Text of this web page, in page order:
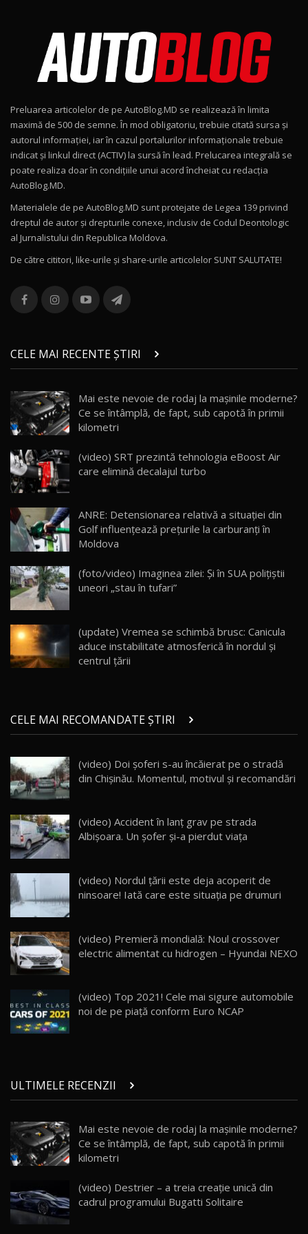
15:08
Noul Geely EX2 / Test Drive AutoBlog.MD
15:22
Mercedes-AMG E 53 HYBRID 4MATIC+ / Test
Drive AutoBlog.MD
16:27
11
Noul Volvo ES90 / Test Drive AutoBlog.MD
12
Noul MG HS / Test Drive AutoBlog.MD
16:48
13
combină aventura cu luxul / AutoBlog.MD
36:08
chinez care face lumea să se întoarcă după el
/ AutoBlog.MD
17:27
15 14:37
16
AutoBlogMD
13:10
17 20:06
Va fi modelul nr.1 BYD în Moldova? BYD Seal U
30:08
AutoBlog.MD
23:36
20
Noul ZEEKR 7X / Test Drive AutoBlog.MD
29:08
21
AutoBlog.MD
16:59
22
Noua Mazda 6e / Test Drive AutoBlog.MD
26:59
23
Lynk & Co 01 / Test Drive AutoBlog.MD
25:19
Van Electric Testat în Moldova / AutoBlog.MD
26:38
25
mai Exclusiv și Puternic Defender Testat în
Moldova
32:21
AutoBlog.MD
10:57
28
Noul Geely Monjaro 2025! Mai ieftin și mai
dotat / Test Drive AutoBlog.MD
29
ZEEKR 9X - PRIMUL TEST DRIVE ÎN ROMÂNĂ!
CUM SE CONDUCE?
33:40
30
Primele impresii despre BYD Seal U DM-i,
Sealion 7 și Seal 5 DM-i / Test Drive
Preluarea articolelor de pe AutoBlog.MD se realizează în limita
maximă de 500 de semne. În mod obligatoriu, trebuie citată sursa și
autorul informației, iar în cazul portalurilor informaționale trebuie
indicat și linkul direct (ACTIV) la sursă în lead. Prelucarea integrală se
poate realiza doar în condițiile unui acord încheiat cu redacţia
AutoBlog.MD.
Materialele de pe AutoBlog.MD sunt protejate de Legea 139 privind
dreptul de autor și drepturile conexe, inclusiv de Codul Deontologic
al Jurnalistului din Republica Moldova.
De către cititori, like-urile şi share-urile articolelor SUNT SALUTATE!
CELE MAI RECENTE ȘTIRI
Mai este nevoie de rodaj la mașinile moderne?
Ce se întâmplă, de fapt, sub capotă în primii
kilometri
(video) SRT prezintă tehnologia eBoost Air
care elimină decalajul turbo
ANRE: Detensionarea relativă a situației din
Golf influențează prețurile la carburanți în
Moldova
(foto/video) Imaginea zilei: Și în SUA polițiștii
uneori „stau în tufari”
(update) Vremea se schimbă brusc: Canicula
aduce instabilitate atmosferică în nordul și
centrul țării
CELE MAI RECOMANDATE ȘTIRI
(video) Doi şoferi s-au încăierat pe o stradă
din Chişinău. Momentul, motivul şi recomandări
(video) Accident în lanț grav pe strada
Albișoara. Un șofer și-a pierdut viața
(video) Nordul ţării este deja acoperit de
ninsoare! Iată care este situaţia pe drumuri
(video) Premieră mondială: Noul crossover
electric alimentat cu hidrogen – Hyundai NEXO
(video) Top 2021! Cele mai sigure automobile
noi de pe piaţă conform Euro NCAP
ULTIMELE RECENZII
Mai este nevoie de rodaj la mașinile moderne?
Ce se întâmplă, de fapt, sub capotă în primii
kilometri
(video) Destrier – a treia creație unică din
cadrul programului Bugatti Solitaire